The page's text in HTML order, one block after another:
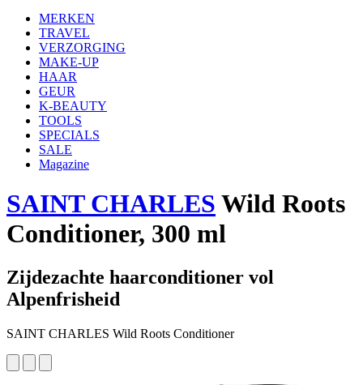
MERKEN
TRAVEL
VERZORGING
MAKE-UP
HAAR
GEUR
K-BEAUTY
TOOLS
SPECIALS
SALE
Magazine
SAINT CHARLES Wild Roots
Conditioner, 300 ml
Zijdezachte haarconditioner vol
Alpenfrisheid
SAINT CHARLES Wild Roots Conditioner